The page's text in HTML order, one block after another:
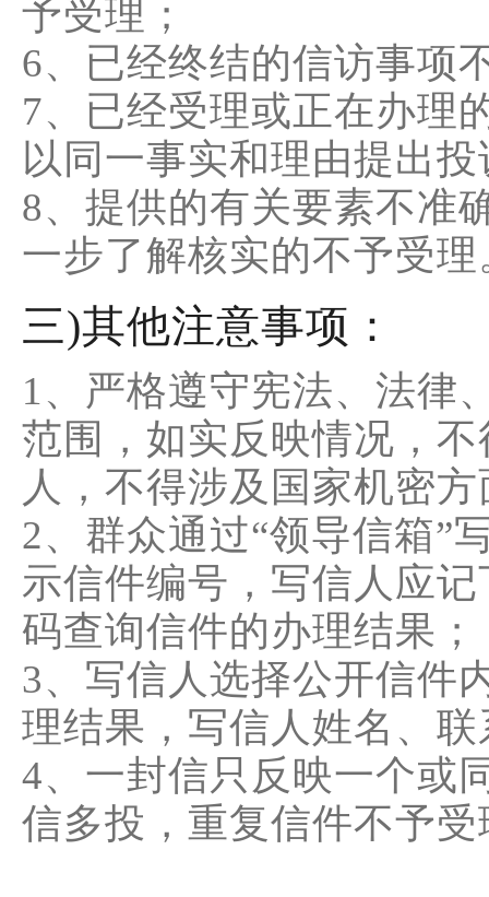
予受理；
6、已经终结的信访事项
7、已经受理或正在办理
以同一事实和理由提出
8、提供的有关要素不准
一步了解核实的不予受理
三)其他注意事项：
1、严格遵守宪法、法律
范围，如实反映情况，
人，不得涉及国家机密
2、群众通过“领导信箱”
示信件编号，写信人应
码查询信件的办理结果；
3、写信人选择公开信件
理结果，写信人姓名、
4、一封信只反映一个或
信多投，重复信件不予受